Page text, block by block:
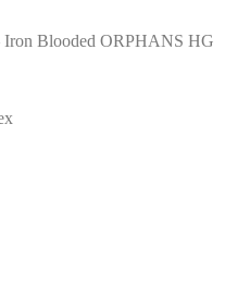
Blooded ORPHANS HG